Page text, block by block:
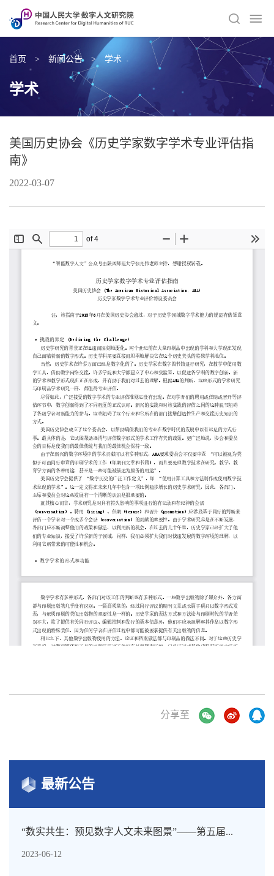
首页 > 新闻公告 > 学术
学术
美国历史协会《历史学家数字学术专业评估指
南》
2022-03-07
分享至
最新公告
“数实共生：预见数字人文未来图景”——第五届...
2023-06-12